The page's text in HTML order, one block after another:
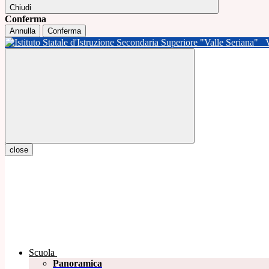
Chiudi
Conferma
Annulla Conferma
close
Scuola
Panoramica